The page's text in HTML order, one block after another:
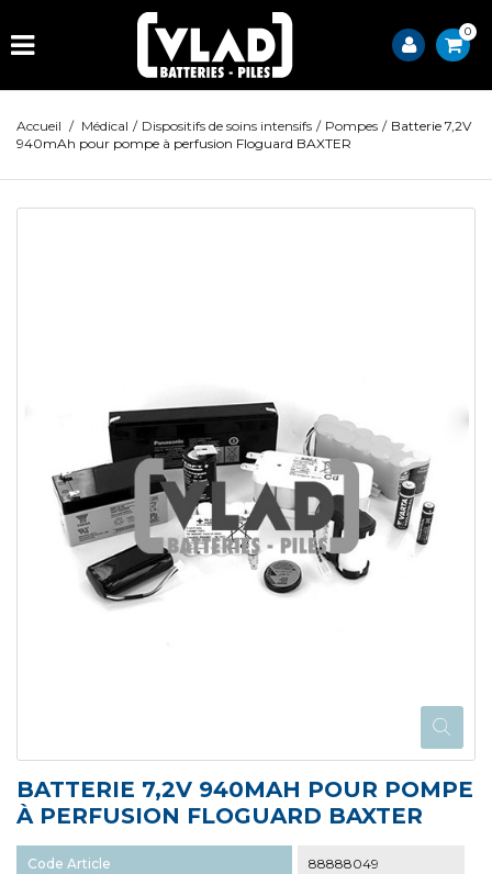
0
Accueil / Médical / Dispositifs de soins intensifs / Pompes / Batterie 7,2V
940mAh pour pompe à perfusion Floguard BAXTER
BATTERIE 7,2V 940MAH POUR POMPE
À PERFUSION FLOGUARD BAXTER
Code Article 88888049